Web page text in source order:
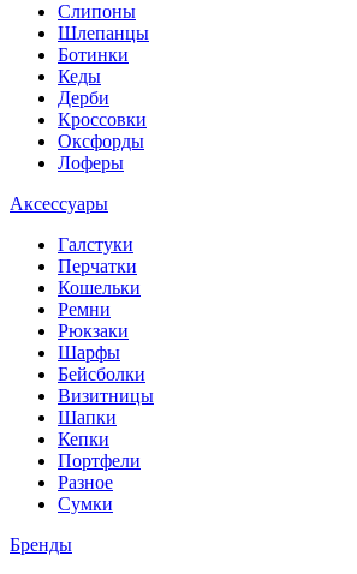
Слипоны
Шлепанцы
Ботинки
Кеды
Дерби
Кроссовки
Оксфорды
Лоферы
Аксессуары
Галстуки
Перчатки
Кошельки
Ремни
Рюкзаки
Шарфы
Бейсболки
Визитницы
Шапки
Кепки
Портфели
Разное
Сумки
Бренды